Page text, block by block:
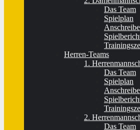
Das Team
Spielplan
Herren-Teams
1.
Das Team
Spielplan
2.
Das Team